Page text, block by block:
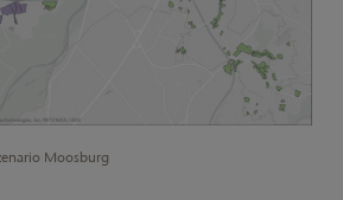
Moosburg